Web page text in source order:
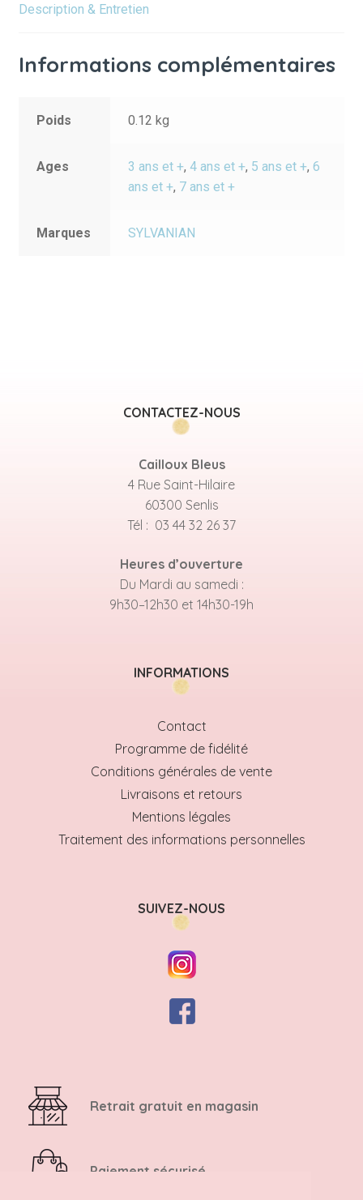
Description & Entretien
Informations complémentaires
Poids 0.12 kg
Ages 3 ans et +,4 ans et +, 5 ans et +,6
ans et +, 7 ans et +
Marques SYLVANIAN
CONTACTEZ-NOUS
Cailloux Bleus
4 Rue Saint-Hilaire
60300 Senlis
Tél : 03 44 32 26 37
Heures d’ouverture
Du Mardi au samedi :
9h30–12h30 et 14h30-19h
INFORMATIONS
Contact
Programme de fidélité
Conditions générales de vente
Livraisons et retours
Mentions légales
Traitement des informations personnelles
SUIVEZ-NOUS
Retrait gratuit en magasin
Paiement sécurisé